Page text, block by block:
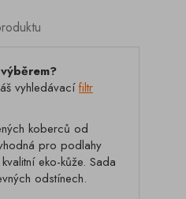
vyhledávacífiltr
koberců od
pro podlahy
eko-kůže. Sada
odstínech.